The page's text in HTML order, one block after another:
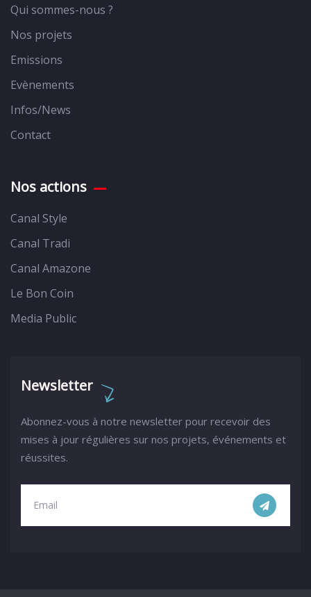
Qui sommes-nous ?
Nos projets
Emissions
Evènements
Infos/News
Contact
Nos actions
Canal Style
Canal Tradi
Canal Amazone
Le Bon Coin
Media Public
Newsletter
Abonnez-vous à notre newsletter pour recevoir des
mises à jour régulières sur nos projets, événements et
réussites.